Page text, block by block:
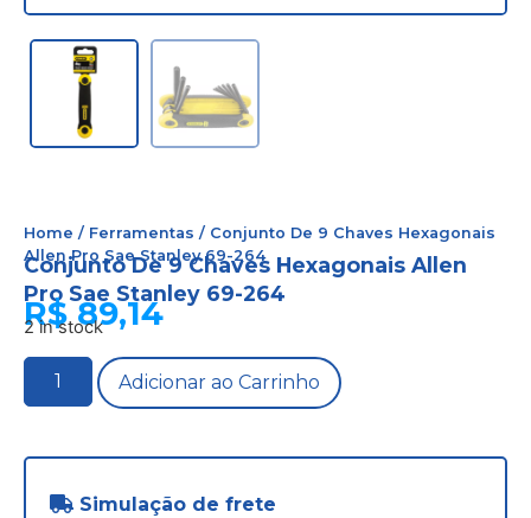
Home / Ferramentas / Conjunto De 9 Chaves Hexagonais
Allen Pro Sae Stanley 69-264
Conjunto De 9 Chaves Hexagonais Allen
Pro Sae Stanley 69-264
R$89,14
2 in stock
Adicionar ao Carrinho
Simulação de frete